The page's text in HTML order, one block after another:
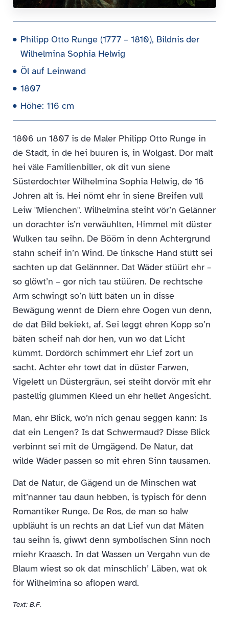
Philipp Otto Runge (1777 – 1810), Bildnis der
Wilhelmina Sophia Helwig
Öl auf Leinwand
1807
Höhe: 116 cm
1806 un 1807 is de Maler Philipp Otto Runge in
de Stadt, in de hei buuren is, in Wolgast. Dor malt
hei väle Familienbiller, ok dit vun siene
Süsterdochter Wilhelmina Sophia Helwig, de 16
Johren alt is. Hei nömt ehr in siene Breifen vull
Leiw "Mienchen". Wilhelmina steiht vör’n Gelänner
un dorachter is’n verwäuhlten, Himmel mit düster
Wulken tau seihn. De Bööm in denn Achtergrund
stahn scheif in’n Wind. De linksche Hand stütt sei
sachten up dat Gelännner. Dat Wäder stüürt ehr –
so glöwt’n – gor nich tau stüüren. De rechtsche
Arm schwingt so’n lütt bäten un in disse
Bewägung wennt de Diern ehre Oogen vun denn,
de dat Bild bekiekt, af. Sei leggt ehren Kopp so’n
bäten scheif nah dor hen, vun wo dat Licht
kümmt. Dordörch schimmert ehr Lief zort un
sacht. Achter ehr towt dat in düster Farwen,
Vigelett un Düstergräun, sei steiht dorvör mit ehr
pastellig glummen Kleed un ehr hellet Angesicht.
Man, ehr Blick, wo’n nich genau seggen kann: Is
dat ein Lengen? Is dat Schwermaud? Disse Blick
verbinnt sei mit de Ümgägend. De Natur, dat
wilde Wäder passen so mit ehren Sinn tausamen.
Dat de Natur, de Gägend un de Minschen wat
mit’nanner tau daun hebben, is typisch för denn
Romantiker Runge. De Ros, de man so halw
upbläuht is un rechts an dat Lief vun dat Mäten
tau seihn is, giwwt denn symbolischen Sinn noch
miehr Kraasch. In dat Wassen un Vergahn vun de
Blaum wiest so ok dat minschlich’ Läben, wat ok
för Wilhelmina so aflopen ward.
Text: B.F.